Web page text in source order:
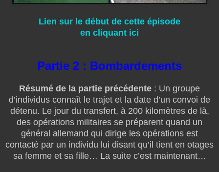
Lien sur le début de cette épisode
en cliquant ici
Partie 2 : Bombardements
Résumé de la partie précédente : Un groupe
d’individus connaît le trajet et la date d’un convoi de
détenu. Le jour du transfert, à 200 kilomètres de là,
des opérations militaires se préparent quand un
général allemand qui dirige les opérations est
contacté par un individu lui disant qu’il tient en otages
sa femme et sa fille… La suite c’est maintenant…